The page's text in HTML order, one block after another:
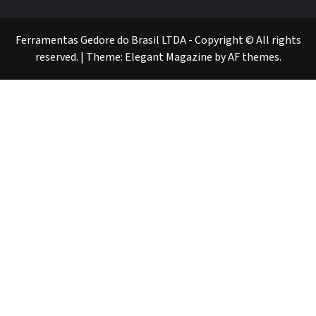
Ferramentas Gedore do Brasil LTDA - Copyright © All rights
reserved. | Theme: Elegant Magazine byAF themes.